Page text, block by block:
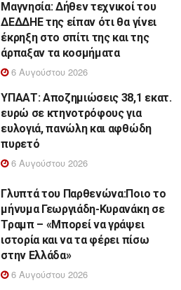
Μαγνησία: Δήθεν τεχνικοί του
ΔΕΔΔΗΕ της είπαν ότι θα γίνει
έκρηξη στο σπίτι της και της
άρπαξαν τα κοσμήματα
6 Αυγούστου 2026
ΥΠΑΑΤ: Αποζημιώσεις 38,1 εκατ.
ευρώ σε κτηνοτρόφους για
ευλογιά, πανώλη και αφθώδη
πυρετό
6 Αυγούστου 2026
Γλυπτά του Παρθενώνα:Ποιο το
μήνυμα Γεωργιάδη-Κυρανάκη σε
Τραμπ – «Μπορεί να γράψει
ιστορία και να τα φέρει πίσω
στην Ελλάδα»
6 Αυγούστου 2026